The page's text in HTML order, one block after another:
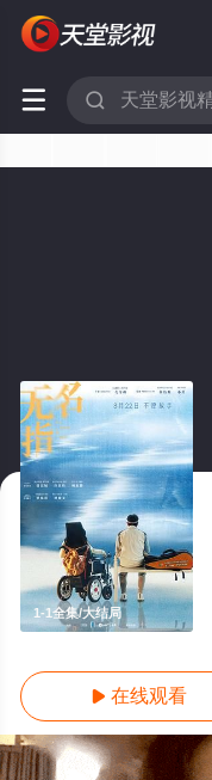
 
1-1全集/大结局
 在线观看